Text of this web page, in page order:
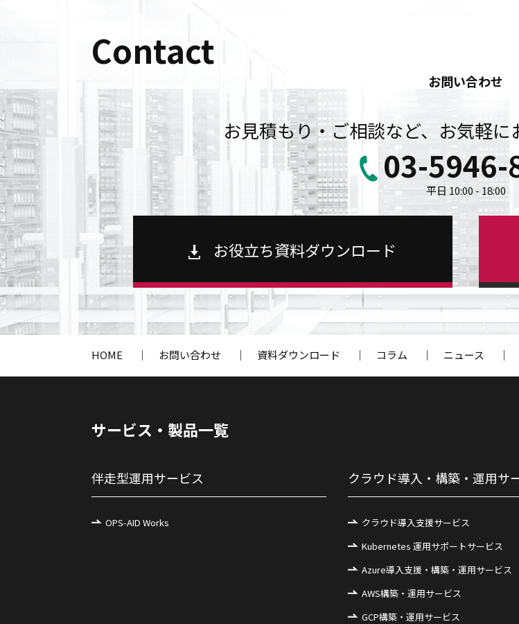
Contact
お問い合わせ
お見積もり・ご相談など、お気軽に
03-5946-
平日 10:00 - 18:00
お役立ち資料ダウンロード
HOME ｜ お問い合わせ ｜ 資料ダウンロード ｜ コラム ｜ ニュース ｜
サービス・製品一覧
伴走型運用サービス
OPS-AID Works
クラウド導入・構築・運用サ
クラウド導入支援サービス
Kubernetes 運用サポートサービス
Azure導入支援・構築・運用サービス
AWS構築・運用サービス
GCP構築・運用サービス